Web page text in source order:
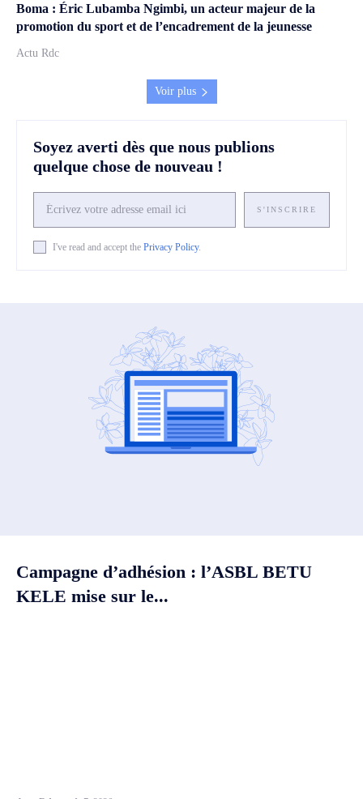
Boma : Éric Lubamba Ngimbi, un acteur majeur de la
promotion du sport et de l’encadrement de la jeunesse
Actu Rdc
Voir plus
Soyez averti dès que nous publions
quelque chose de nouveau !
S'INSCRIRE
I've read and accept the Privacy Policy.
Campagne d’adhésion : l’ASBL BETU
KELE mise sur le...